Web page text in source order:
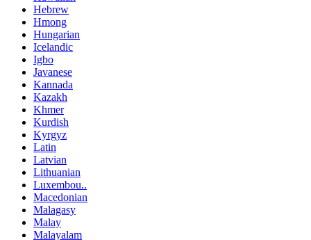
Hebrew
Hmong
Hungarian
Icelandic
Igbo
Javanese
Kannada
Kazakh
Khmer
Kurdish
Kyrgyz
Latin
Latvian
Lithuanian
Luxembou..
Macedonian
Malagasy
Malay
Malayalam